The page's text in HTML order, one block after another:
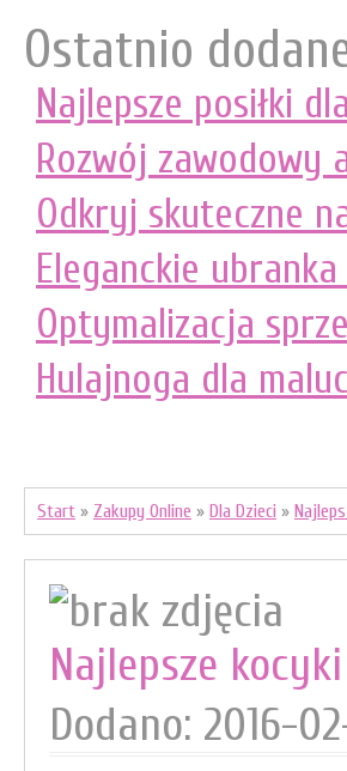
Ostatnio
Najlepsze posiłki
Rozwój zawodowy
Odkryj skuteczne
Eleganckie
Optymalizacja
Hulajnoga dla
Start » Zakupy Online » Dla Dzieci »
Najlepsze
Dodano: 2016-